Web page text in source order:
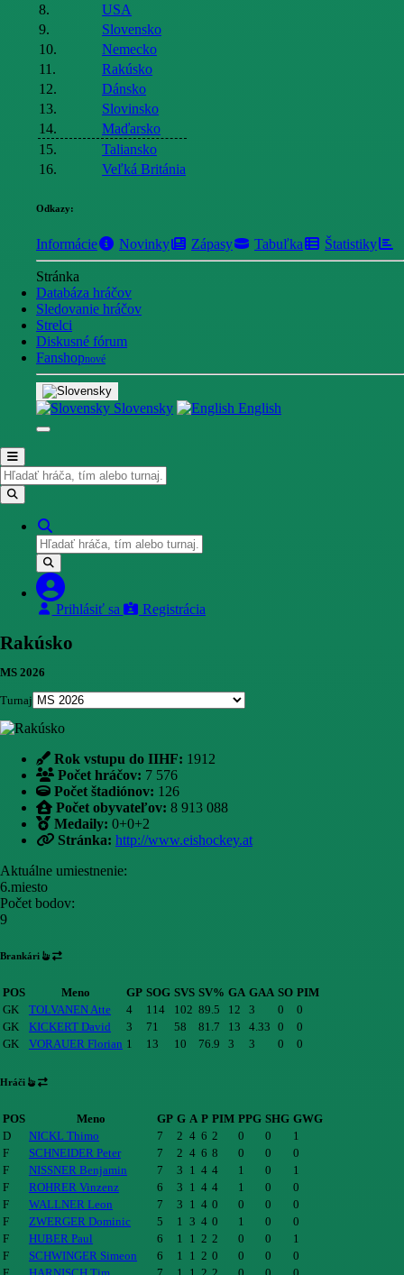
8.
USA
9.
Slovensko
10.
Nemecko
11.
Rakúsko
12.
Dánsko
13.
Slovinsko
14.
Maďarsko
15.
Taliansko
16.
Veľká Británia
Odkazy:
Informácie Novinky Zápasy Tabuľka Štatistiky
Stránka
Databáza hráčov
Sledovanie hráčov
Strelci
Diskusné fórum
Fanshopnové
Slovensky English
Prihlásiť sa Registrácia
Rakúsko
MS 2026
Turnaj
Rok vstupu do IIHF: 1912
Počet hráčov: 7 576
Počet štadiónov: 126
Počet obyvateľov: 8 913 088
Medaily: 0+0+2
Stránka: http://www.eishockey.at
Aktuálne umiestnenie:
6.miesto
Počet bodov:
9
Brankári
POS Meno GP SOG SVS SV% GA GAA SO PIM
GK
TOLVANEN Atte 4 114 102 89.5 12 3 0
0
GK
KICKERT David 3 71 58 81.7 13 4.33 0
0
GK
VORAUER Florian 1 13 10 76.9 3 3 0 0
Hráči
POS Meno GP G A P PIM PPG SHG GWG
D
NICKL Thimo 7 2 4 6 2 0 0
1
F
SCHNEIDER Peter 7 2 4 6 8 0 0
0
F
NISSNER Benjamin 7 3 1 4 4 1 0
1
F
ROHRER Vinzenz 6 3 1 4 4 1 0
0
F
WALLNER Leon 7 3 1 4 0 0 0
0
F
ZWERGER Dominic 5 1 3 4 0 1 0
0
F
HUBER Paul 6 1 1 2 2 0 0
1
F
SCHWINGER Simeon 6 1 1 2 0 0 0
0